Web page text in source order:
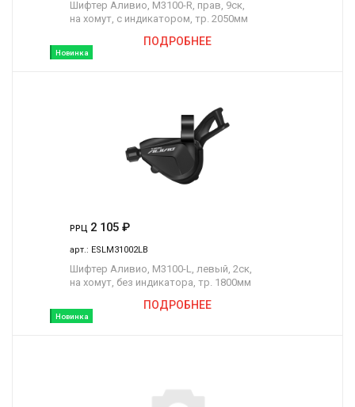
Новинка
Шифтер Аливио, M3100-R, прав, 9ск,
на хомут, c индикатором, тр. 2050мм
ПОДРОБНЕЕ
Новинка
РРЦ 2 105 ₽
арт.: ESLM31002LB
Шифтер Аливио, M3100-L, левый, 2ск,
на хомут, без индикатора, тр. 1800мм
ПОДРОБНЕЕ